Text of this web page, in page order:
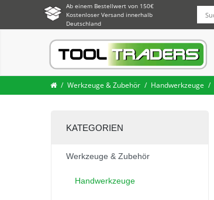
Ab einem Bestellwert von 150€
Kostenloser Versand innerhalb
Deutschland
Werkzeuge & Zubehör Handwerkzeuge
KATEGORIEN
Werkzeuge & Zubehör
Handwerkzeuge